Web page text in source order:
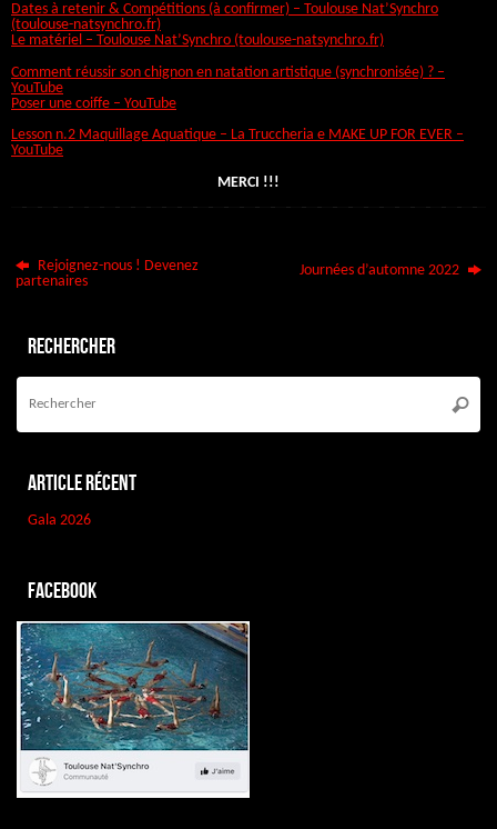
Dates à retenir & Compétitions (à confirmer) – Toulouse Nat’Synchro
(toulouse-natsynchro.fr)
Le matériel – Toulouse Nat’Synchro (toulouse-natsynchro.fr)
Comment réussir son chignon en natation artistique (synchronisée) ? –
YouTube
Poser une coiffe – YouTube
Lesson n.2 Maquillage Aquatique – La Truccheria e MAKE UP FOR EVER –
YouTube
MERCI !!!
Rejoignez-nous ! Devenez
partenaires
Journées d’automne 2022
Rechercher
Article récent
Gala 2026
Facebook